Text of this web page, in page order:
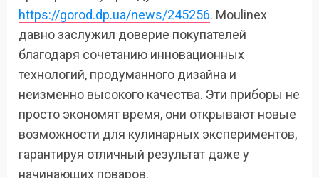
https://gorod.dp.ua/news/245256. Moulinex
давно заслужил доверие покупателей
благодаря сочетанию инновационных
технологий, продуманного дизайна и
неизменно высокого качества. Эти приборы не
просто экономят время, они открывают новые
возможности для кулинарных экспериментов,
гарантируя отличный результат даже у
начинающих поваров.